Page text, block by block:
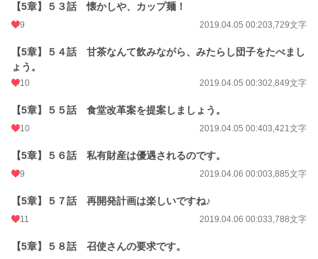
【5章】５３話 懐かしや、カップ麺！
9 2019.04.05 00:203,729文字
【5章】５４話 甘茶なんて飲みながら、みたらし団子をたべまし
ょう。
10 2019.04.05 00:302,849文字
【5章】５５話 食堂改革案を提案しましょう。
10 2019.04.05 00:403,421文字
【5章】５６話 私有財産は優遇されるのです。
9 2019.04.06 00:003,885文字
【5章】５７話 再開発計画は楽しいですね♪
11 2019.04.06 00:033,788文字
【5章】５８話 召使さんの要求です。